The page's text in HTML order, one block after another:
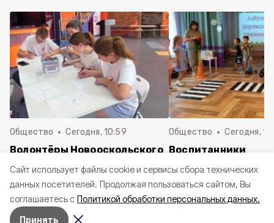
Cайт использует файлы cookie и сервисы сбора технических
данных посетителей. Продолжая пользоваться сайтом, Вы
соглашаетесь с Политикой обработки персональных данных.
Принять
Общество Сегодня, 10:59
Волонтёры Новооскольского
психологическом тренинге
Общество Сегодня,
Воспитанники
сада № 6 «Пчёлка»
повторили правила
дорожного